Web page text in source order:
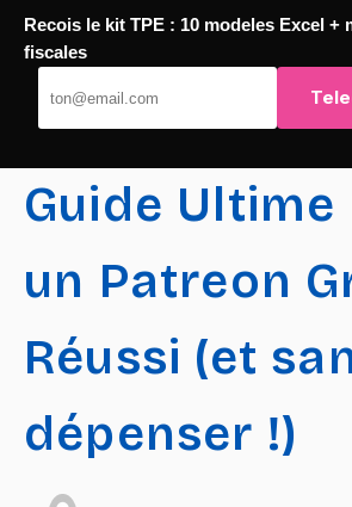
Passer
au
contenu
TaqTaq
Guide Ultime
un Patreon
Réussi (et
dépenser !)
Recois le kit TPE : 10 modeles Excel +
fiscales